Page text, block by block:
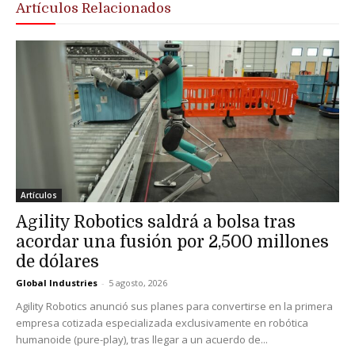
Artículos Relacionados
Artículos
Agility Robotics saldrá a bolsa tras
acordar una fusión por 2,500 millones
de dólares
Global Industries - 5 agosto, 2026
Agility Robotics anunció sus planes para convertirse en la primera
empresa cotizada especializada exclusivamente en robótica
humanoide (pure-play), tras llegar a un acuerdo de...